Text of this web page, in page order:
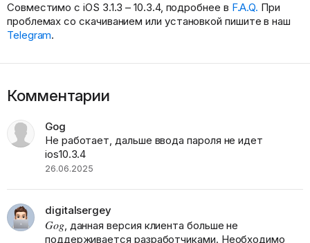
Совместимо с iOS 3.1.3 – 10.3.4, подробнее в F.A.Q. При
проблемах со скачиванием или установкой пишите в наш
Telegram.
Комментарии
Gog
Не работает, дальше ввода пароля не идет
ios10.3.4
26.06.2025
digitalsergey
Gog, данная версия клиента больше не
поддерживается разработчиками. Необходимо